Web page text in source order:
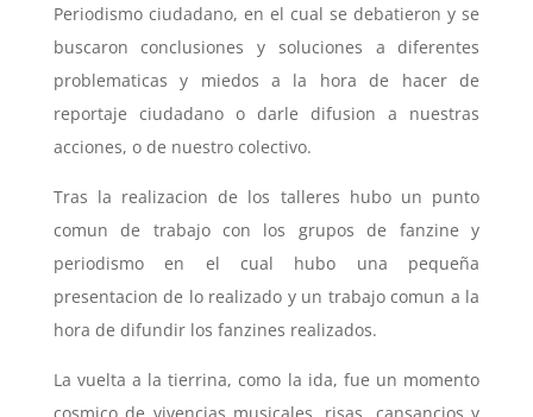
Periodismo ciudadano, en el cual se debatieron y se
buscaron conclusiones y soluciones a diferentes
problematicas y miedos a la hora de hacer de
reportaje ciudadano o darle difusion a nuestras
acciones, o de nuestro colectivo.
Tras la realizacion de los talleres hubo un punto
comun de trabajo con los grupos de fanzine y
periodismo en el cual hubo una pequeña
presentacion de lo realizado y un trabajo comun a la
hora de difundir los fanzines realizados.
La vuelta a la tierrina, como la ida, fue un momento